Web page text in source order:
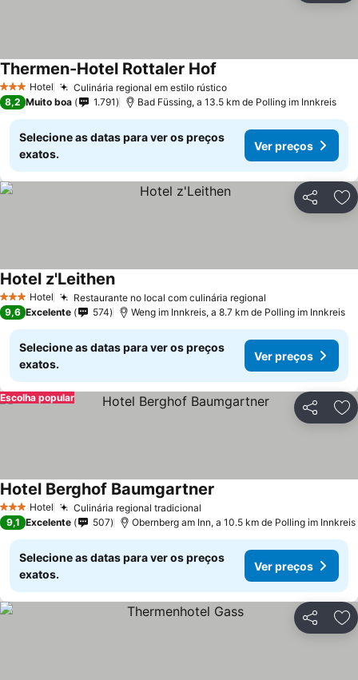
3 EstrelasHotel Culinária regional em estilo rústico
Thermen-Hotel Rottaler Hof
8,2 Muito boa 1.791 Bad Füssing, a 13.5 km de Polling im Innkreis
Selecione as datas para ver os preços
exatos.
Ver preços
Partilhar
3 EstrelasHotel Restaurante no local com culinária regional
Hotel z'Leithen
9,6 Excelente 574 Weng im Innkreis, a 8.7 km de Polling im Innkreis
Selecione as datas para ver os preços
exatos.
Ver preços
Partilhar
Escolha popular
3 EstrelasHotel Culinária regional tradicional
Hotel Berghof Baumgartner
9,1 Excelente 507 Obernberg am Inn, a 10.5 km de Polling im Innkreis
Selecione as datas para ver os preços
exatos.
Ver preços
Partilhar